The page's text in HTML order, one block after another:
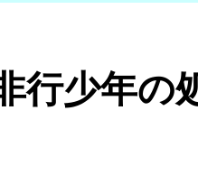
行少年の